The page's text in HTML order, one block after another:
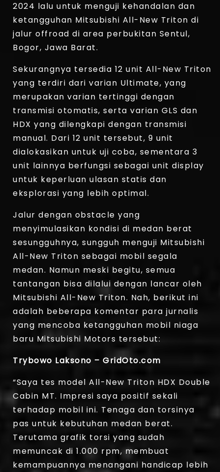
2024 lalu untuk menguji kehandalan dan
ketangguhan Mitsubishi All-New Triton di
jalur offroad di area perbukitan Sentul,
Bogor, Jawa Barat.
Sekurangnya tersedia 12 unit All-New Triton
yang terdiri dari varian Ultimate, yang
merupakan varian tertinggi dengan
transmisi otomatis, serta varian GLS dan
HDX yang dilengkapi dengan transmisi
manual. Dari 12 unit tersebut, 9 unit
dialokasikan untuk uji coba, sementara 3
unit lainnya berfungsi sebagai unit display
untuk keperluan ulasan statis dan
eksplorasi yang lebih optimal.
Jalur dengan obstacle yang
menyimulasikan kondisi di medan berat
sesungguhnya, sungguh menguji Mitsubishi
All-New Triton sebagai mobil segala
medan. Namun meski begitu, semua
tantangan bisa dilalui dengan lancar oleh
Mitsubishi All-New Triton. Nah, berikut ini
adalah beberapa komentar para jurnalis
yang mencoba ketangguhan mobil niaga
baru Mitsubishi Motors tersebut:
Trybowo Laksono – GridOto.com
“Saya tes model All-New Triton HDX Double
Cabin MT. Impresi saya positif sekali
terhadap mobil ini. Tenaga dan torsinya
pas untuk kebutuhan medan berat.
Terutama grafik torsi yang sudah
memuncak di 1.000 rpm, membuat
kemampuannya menangani handicap lebih